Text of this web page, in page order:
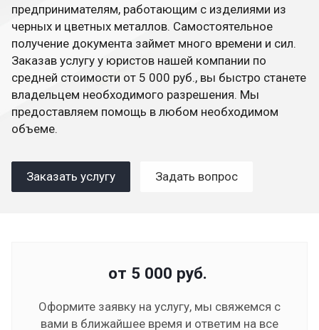
предпринимателям, работающим с изделиями из
черных и цветных металлов. Самостоятельное
получение документа займет много времени и сил.
Заказав услугу у юристов нашей компании по
средней стоимости от 5 000 руб., вы быстро станете
владельцем необходимого разрешения. Мы
предоставляем помощь в любом необходимом
объеме.
Заказать услугу Задать вопрос
от 5 000 руб.
Оформите заявку на услугу, мы свяжемся с
вами в ближайшее время и ответим на все